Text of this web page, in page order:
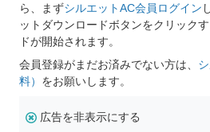
ら、まずシルエットAC会員ログイン
ットダウンロードボタンをクリック
ドが開始されます。
会員登録がまだお済みでない方は、
料） をお願いします。
広告を非表示にする